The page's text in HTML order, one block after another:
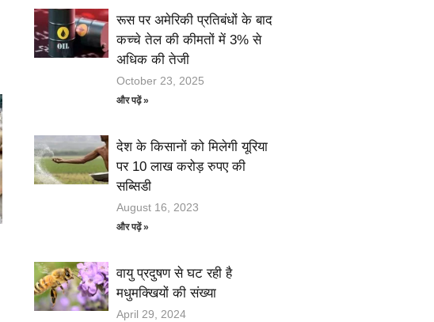
रूस पर अमेरिकी प्रतिबंधों के बाद
कच्चे तेल की कीमतों में 3% से
अधिक की तेजी
October 23, 2025
और पढ़ें »
देश के किसानों को मिलेगी यूरिया
पर 10 लाख करोड़ रुपए की
सब्सिडी
August 16, 2023
और पढ़ें »
वायु प्रदुषण से घट रही है
मधुमक्खियों की संख्या
April 29, 2024